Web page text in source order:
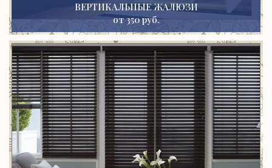
ВЕРТИКАЛЬНЫЕ ЖАЛЮЗИ
от 350 руб.